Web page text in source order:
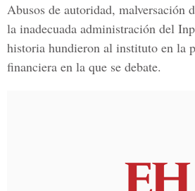
Abusos de autoridad, malversación
la inadecuada administración del
historia hundieron al instituto en la
financiera en la que se debate.